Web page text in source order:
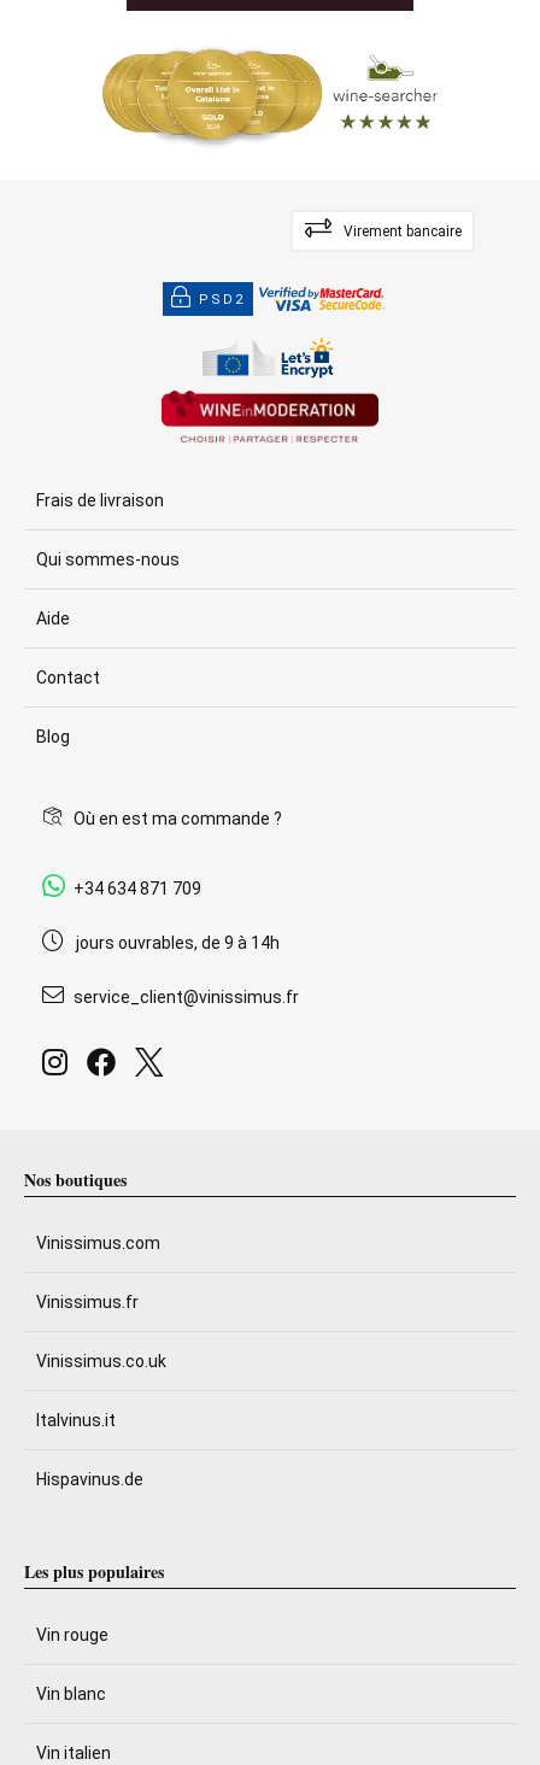
Virement bancaire
PSD2
Frais de livraison
Qui sommes-nous
Aide
Contact
Blog
Où en est ma commande ?
+34 634 871 709
jours ouvrables, de 9 à 14h
service_client@vinissimus.fr
Nos boutiques
Vinissimus.com
Vinissimus.fr
Vinissimus.co.uk
Italvinus.it
Hispavinus.de
Les plus populaires
Vin rouge
Vin blanc
Vin italien